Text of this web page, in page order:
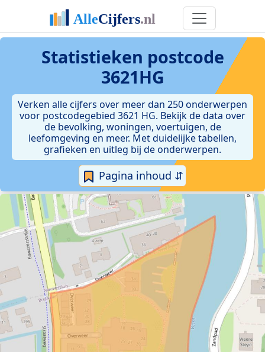
Statistieken postcode
3621HG
Verken alle cijfers over meer dan 250 onderwerpen
voor postcodegebied 3621 HG. Bekijk de data over
de bevolking, woningen, voertuigen, de
leefomgeving en meer. Met duidelijke tabellen,
grafieken en uitleg bij de onderwerpen.
Pagina inhoud ⇵